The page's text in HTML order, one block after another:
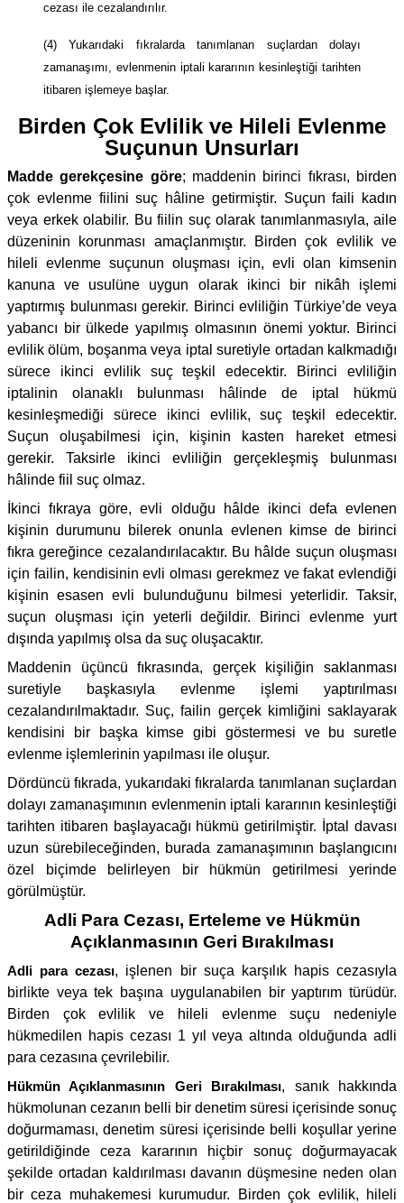
cezası ile cezalandırılır.
(4) Yukarıdaki fıkralarda tanımlanan suçlardan dolayı
zamanaşımı, evlenmenin iptali kararının kesinleştiği tarihten
itibaren işlemeye başlar.
Birden Çok Evlilik ve Hileli Evlenme
Suçunun Unsurları
Madde gerekçesine göre; maddenin birinci fıkrası, birden
çok evlenme fiilini suç hâline getirmiştir. Suçun faili kadın
veya erkek olabilir. Bu fiilin suç olarak tanımlanmasıyla, aile
düzeninin korunması amaçlanmıştır. Birden çok evlilik ve
hileli evlenme suçunun oluşması için, evli olan kimsenin
kanuna ve usulüne uygun olarak ikinci bir nikâh işlemi
yaptırmış bulunması gerekir. Birinci evliliğin Türkiye’de veya
yabancı bir ülkede yapılmış olmasının önemi yoktur. Birinci
evlilik ölüm, boşanma veya iptal suretiyle ortadan kalkmadığı
sürece ikinci evlilik suç teşkil edecektir. Birinci evliliğin
iptalinin olanaklı bulunması hâlinde de iptal hükmü
kesinleşmediği sürece ikinci evlilik, suç teşkil edecektir.
Suçun oluşabilmesi için, kişinin kasten hareket etmesi
gerekir. Taksirle ikinci evliliğin gerçekleşmiş bulunması
hâlinde fiil suç olmaz.
İkinci fıkraya göre, evli olduğu hâlde ikinci defa evlenen
kişinin durumunu bilerek onunla evlenen kimse de birinci
fıkra gereğince cezalandırılacaktır. Bu hâlde suçun oluşması
için failin, kendisinin evli olması gerekmez ve fakat evlendiği
kişinin esasen evli bulunduğunu bilmesi yeterlidir. Taksir,
suçun oluşması için yeterli değildir. Birinci evlenme yurt
dışında yapılmış olsa da suç oluşacaktır.
Maddenin üçüncü fıkrasında, gerçek kişiliğin saklanması
suretiyle başkasıyla evlenme işlemi yaptırılması
cezalandırılmaktadır. Suç, failin gerçek kimliğini saklayarak
kendisini bir başka kimse gibi göstermesi ve bu suretle
evlenme işlemlerinin yapılması ile oluşur.
Dördüncü fıkrada, yukarıdaki fıkralarda tanımlanan suçlardan
dolayı zamanaşımının evlenmenin iptali kararının kesinleştiği
tarihten itibaren başlayacağı hükmü getirilmiştir. İptal davası
uzun sürebileceğinden, burada zamanaşımının başlangıcını
özel biçimde belirleyen bir hükmün getirilmesi yerinde
görülmüştür.
Adli Para Cezası, Erteleme ve Hükmün
Açıklanmasının Geri Bırakılması
Adli para cezası, işlenen bir suça karşılık hapis cezasıyla
birlikte veya tek başına uygulanabilen bir yaptırım türüdür.
Birden çok evlilik ve hileli evlenme suçu nedeniyle
hükmedilen hapis cezası 1 yıl veya altında olduğunda adli
para cezasına çevrilebilir.
Hükmün Açıklanmasının Geri Bırakılması, sanık hakkında
hükmolunan cezanın belli bir denetim süresi içerisinde sonuç
doğurmaması, denetim süresi içerisinde belli koşullar yerine
getirildiğinde ceza kararının hiçbir sonuç doğurmayacak
şekilde ortadan kaldırılması davanın düşmesine neden olan
bir ceza muhakemesi kurumudur. Birden çok evlilik, hileli